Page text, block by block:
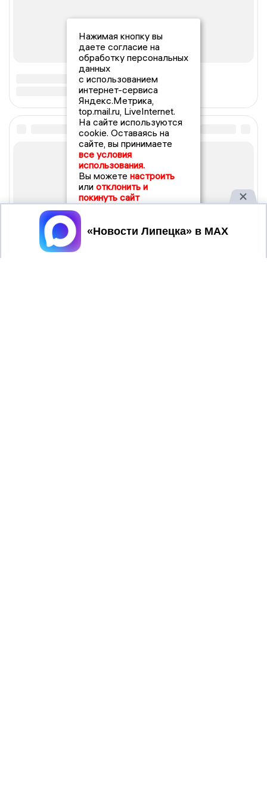
Нажимая кнопку вы
даете согласие на
обработку персональных
данных
с использованием
интернет-сервиса
Яндекс.Метрика,
top.mail.ru, LiveInternet.
На сайте используются
cookie. Оставаясь на
сайте, вы принимаете
все условия
использования.
Вы можете настроить
или отклонить и
покинуть сайт
Принять